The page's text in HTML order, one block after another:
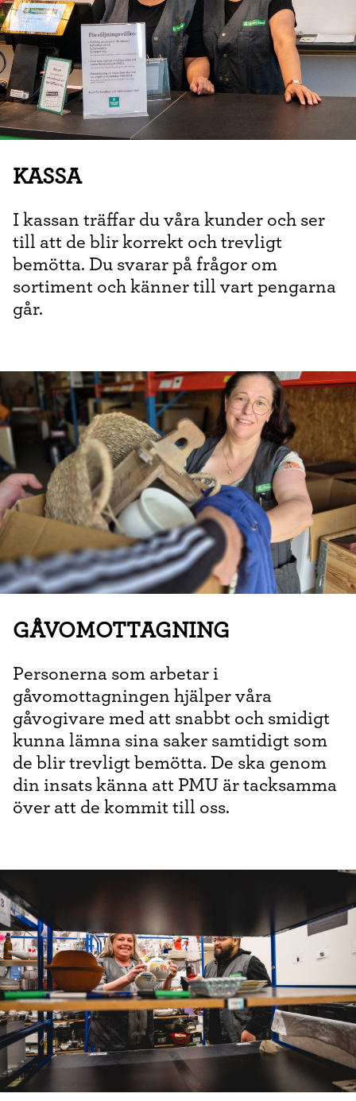
KASSA
I kassan träffar du våra kunder och ser
till att de blir korrekt och trevligt
bemötta. Du svarar på frågor om
sortiment och känner till vart pengarna
går.
GÅVOMOTTAGNING
Personerna som arbetar i
gåvomottagningen hjälper våra
gåvogivare med att snabbt och smidigt
kunna lämna sina saker samtidigt som
de blir trevligt bemötta. De ska genom
din insats känna att PMU är tacksamma
över att de kommit till oss.